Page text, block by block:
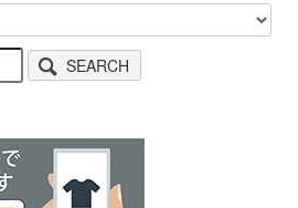
SEARCH